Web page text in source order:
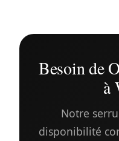
Besoin de
à
Notre
disponibilité